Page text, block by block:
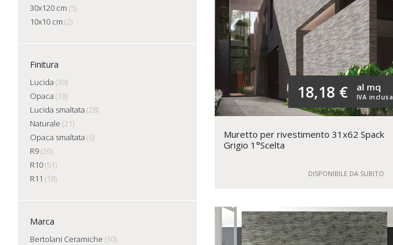
30x120 cm (5)
10x10 cm (2)
Finitura
Lucida (30)
Opaca (18)
Lucida smaltata (28)
Naturale (21)
Opaca smaltata (6)
R9(26)
R10(51)
R11 (18)
Marca
Bertolani Ceramiche (30)
18,18 € IVA inclusa
al mq
Muretto per rivestimento 31x62 Spack
Grigio 1°Scelta
DISPONIBILE DA SUBITO